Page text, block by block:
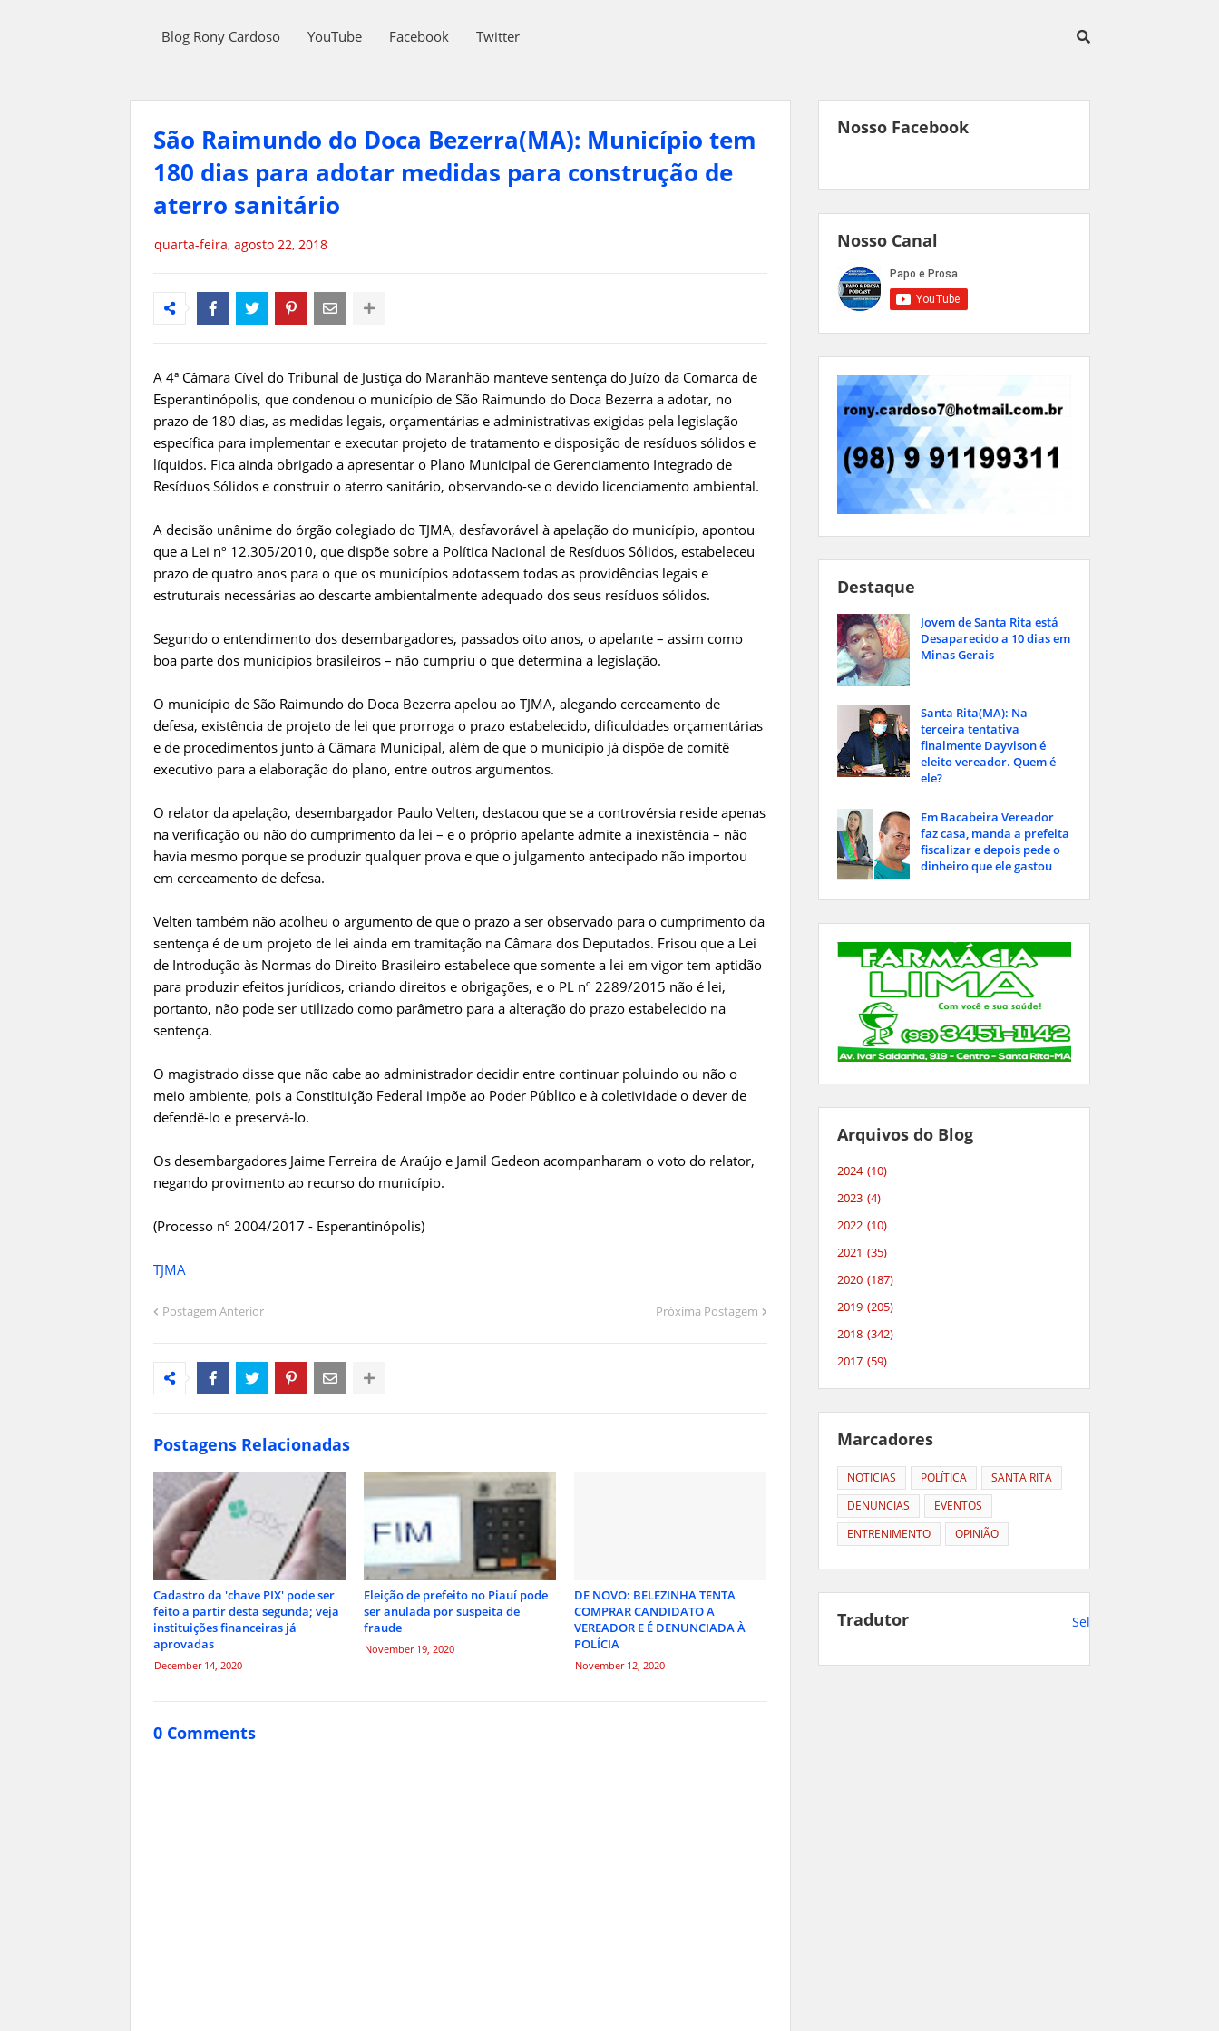
Blog Rony Cardoso YouTube Facebook Twitter
São Raimundo do Doca Bezerra(MA): Município tem
180 dias para adotar medidas para construção de
aterro sanitário
quarta-feira, agosto 22, 2018
A 4ª Câmara Cível do Tribunal de Justiça do Maranhão manteve sentença do Juízo da Comarca de
Esperantinópolis, que condenou o município de São Raimundo do Doca Bezerra a adotar, no
prazo de 180 dias, as medidas legais, orçamentárias e administrativas exigidas pela legislação
específica para implementar e executar projeto de tratamento e disposição de resíduos sólidos e
líquidos. Fica ainda obrigado a apresentar o Plano Municipal de Gerenciamento Integrado de
Resíduos Sólidos e construir o aterro sanitário, observando-se o devido licenciamento ambiental.
A decisão unânime do órgão colegiado do TJMA, desfavorável à apelação do município, apontou
que a Lei nº 12.305/2010, que dispõe sobre a Política Nacional de Resíduos Sólidos, estabeleceu
prazo de quatro anos para o que os municípios adotassem todas as providências legais e
estruturais necessárias ao descarte ambientalmente adequado dos seus resíduos sólidos.
Segundo o entendimento dos desembargadores, passados oito anos, o apelante – assim como
boa parte dos municípios brasileiros – não cumpriu o que determina a legislação.
O município de São Raimundo do Doca Bezerra apelou ao TJMA, alegando cerceamento de
defesa, existência de projeto de lei que prorroga o prazo estabelecido, dificuldades orçamentárias
e de procedimentos junto à Câmara Municipal, além de que o município já dispõe de comitê
executivo para a elaboração do plano, entre outros argumentos.
O relator da apelação, desembargador Paulo Velten, destacou que se a controvérsia reside apenas
na verificação ou não do cumprimento da lei – e o próprio apelante admite a inexistência – não
havia mesmo porque se produzir qualquer prova e que o julgamento antecipado não importou
em cerceamento de defesa.
Velten também não acolheu o argumento de que o prazo a ser observado para o cumprimento da
sentença é de um projeto de lei ainda em tramitação na Câmara dos Deputados. Frisou que a Lei
de Introdução às Normas do Direito Brasileiro estabelece que somente a lei em vigor tem aptidão
para produzir efeitos jurídicos, criando direitos e obrigações, e o PL nº 2289/2015 não é lei,
portanto, não pode ser utilizado como parâmetro para a alteração do prazo estabelecido na
sentença.
O magistrado disse que não cabe ao administrador decidir entre continuar poluindo ou não o
meio ambiente, pois a Constituição Federal impõe ao Poder Público e à coletividade o dever de
defendê-lo e preservá-lo.
Os desembargadores Jaime Ferreira de Araújo e Jamil Gedeon acompanharam o voto do relator,
negando provimento ao recurso do município.
(Processo nº 2004/2017 - Esperantinópolis)
TJMA
Postagem Anterior Próxima Postagem
Postagens Relacionadas
Cadastro da 'chave PIX' pode ser
feito a partir desta segunda; veja
instituições financeiras já
aprovadas
December 14, 2020
Eleição de prefeito no Piauí pode
ser anulada por suspeita de
fraude
November 19, 2020
DE NOVO: BELEZINHA TENTA
COMPRAR CANDIDATO A
VEREADOR E É DENUNCIADA À
POLÍCIA
November 12, 2020
0 Comments
Nosso Facebook
Nosso Canal
Destaque
Jovem de Santa Rita está
Desaparecido a 10 dias em
Minas Gerais
Santa Rita(MA): Na
terceira tentativa
finalmente Dayvison é
eleito vereador. Quem é
ele?
Em Bacabeira Vereador
faz casa, manda a prefeita
fiscalizar e depois pede o
dinheiro que ele gastou
Arquivos do Blog
2024 (10)
2023 (4)
2022 (10)
2021 (35)
2020 (187)
2019 (205)
2018 (342)
2017 (59)
Marcadores
NOTICIAS POLÍTICA
SANTA RITA
DENUNCIAS
EVENTOS
ENTRENIMENTO
OPINIÃO
Tradutor Select Language